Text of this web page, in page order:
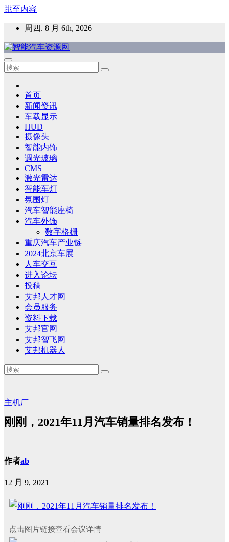
跳至内容
周四. 8 月 6th, 2026
智能汽车资源网
智能表面，智能内饰，新能源汽车，HMI，人车交互，智能车
首页
新闻资讯
车载显示
HUD
摄像头
智能内饰
调光玻璃
CMS
激光雷达
智能车灯
氛围灯
汽车智能座椅
汽车外饰
数字格栅
重庆汽车产业链
2024北京车展
人车交互
进入论坛
投稿
艾邦人才网
会员服务
资料下载
艾邦官网
艾邦智飞网
艾邦机器人
主机厂
刚刚，2021年11月汽车销量排名发布！
作者ab
12 月 9, 2021
点击图片链接查看会议详情